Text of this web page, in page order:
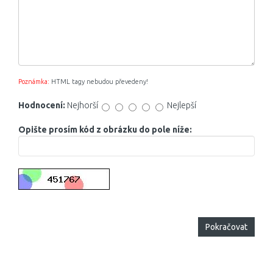
Poznámka: HTML tagy nebudou převedeny!
Hodnocení: Nejhorší Nejlepší
Opište prosím kód z obrázku do pole níže:
Pokračovat